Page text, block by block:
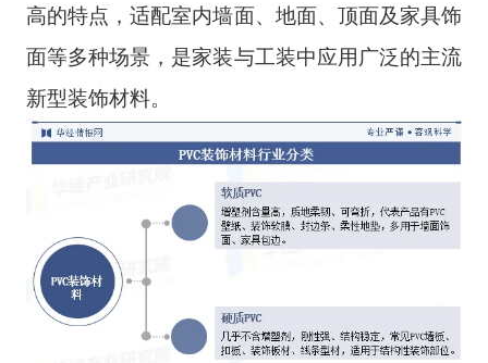
高的特点，适配室内墙面、地面、顶面及家具饰
面等多种场景，是家装与工装中应用广泛的主流
新型装饰材料。